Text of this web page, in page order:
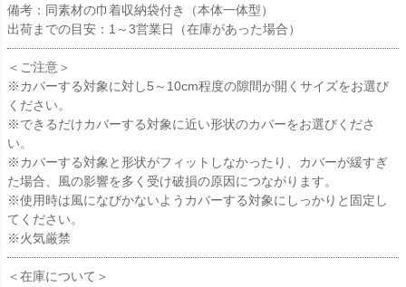
備考：同素材の巾着収納袋付き（本体一体型）
出荷までの目安：1～3営業日（在庫があった場合）
＜ご注意＞
※カバーする対象に対し5～10cm程度の隙間が開くサイズをお選び
ください。
※できるだけカバーする対象に近い形状のカバーをお選びくださ
い。
※カバーする対象と形状がフィットしなかったり、カバーが緩すぎ
た場合、風の影響を多く受け破損の原因につながります。
※使用時は風になびかないようカバーする対象にしっかりと固定し
てください。
※火気厳禁
＜在庫について＞